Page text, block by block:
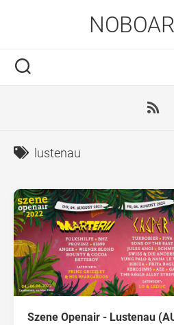
lustenau
Szene Openair - Lustenau